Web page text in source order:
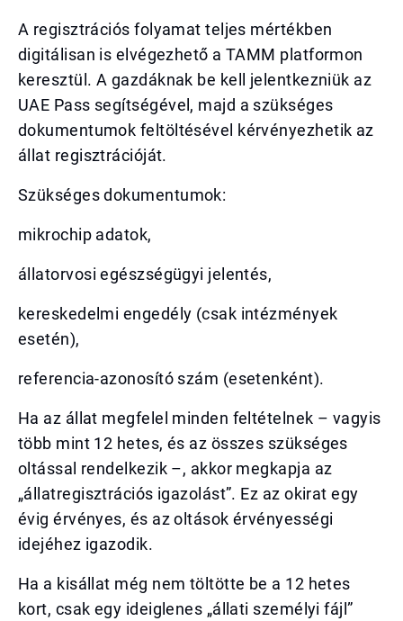
A regisztrációs folyamat teljes mértékben
digitálisan is elvégezhető a TAMM platformon
keresztül. A gazdáknak be kell jelentkezniük az
UAE Pass segítségével, majd a szükséges
dokumentumok feltöltésével kérvényezhetik az
állat regisztrációját.
Szükséges dokumentumok:
mikrochip adatok,
állatorvosi egészségügyi jelentés,
kereskedelmi engedély (csak intézmények
esetén),
referencia-azonosító szám (esetenként).
Ha az állat megfelel minden feltételnek – vagyis
több mint 12 hetes, és az összes szükséges
oltással rendelkezik –, akkor megkapja az
„állatregisztrációs igazolást”. Ez az okirat egy
évig érvényes, és az oltások érvényességi
idejéhez igazodik.
Ha a kisállat még nem töltötte be a 12 hetes
kort, csak egy ideiglenes „állati személyi fájl”